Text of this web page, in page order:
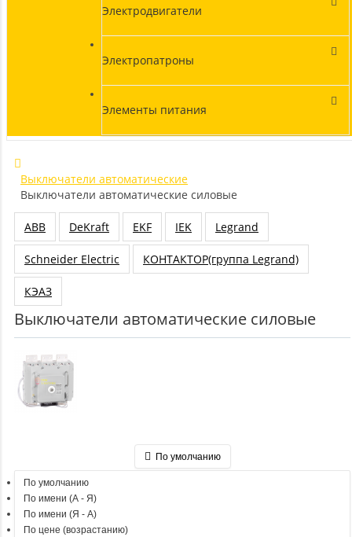
Электродвигатели
Электропатроны
Элементы питания
Выключатели автоматические
Выключатели автоматические силовые
ABB DeKraft EKF IEK Legrand
Schneider Electric КОНТАКТОР(группа Legrand)
КЭАЗ
Выключатели автоматические силовые
По умолчанию
По умолчанию
По имени (A - Я)
По имени (Я - A)
По цене (возрастанию)